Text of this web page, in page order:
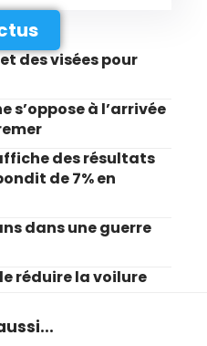
des visées pour
s’oppose à l’arrivée
des résultats
de 7% en
dans une guerre
réduire la voilure